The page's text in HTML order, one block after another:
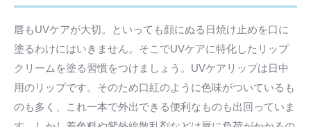
唇もUVケアが大切。といっても顔にぬる日焼け止めを口に
塗るわけにはいきません。そこでUVケアに特化したリップ
クリームを塗る習慣をつけましょう。UVケアリップは日中
用のリップです。そのため口紅のように色味がついているも
のも多く、これ一本で外出できる便利なものも出回っていま